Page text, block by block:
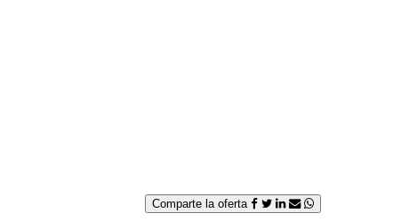
Comparte la oferta